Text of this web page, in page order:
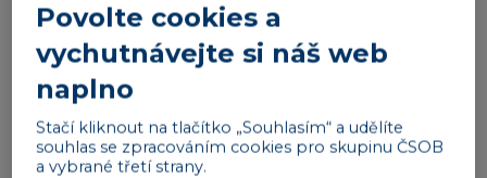
loajalitu.
Povolte cookies a
vychutnávejte si náš web
naplno
Stačí kliknout na tlačítko „Souhlasím“ a udělíte
souhlas se zpracováním cookies pro skupinu ČSOB
a vybrané třetí strany.